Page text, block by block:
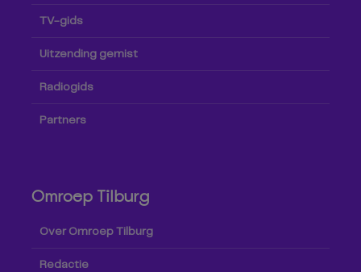
TV-gids
Uitzending gemist
Radiogids
Partners
Omroep Tilburg
Over Omroep Tilburg
Redactie